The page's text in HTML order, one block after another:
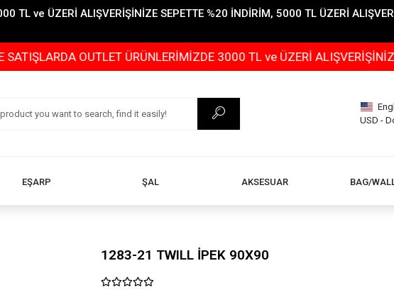
TL ve ÜZERİ ALIŞVERİŞİNİZE SEPETTE %20 İNDİRİM, 5000 TL ÜZERİ
OUTLET ÜRÜNLERİMİZDE 3000 TL ve ÜZERİ ALIŞVERİŞİNİZE
USD -
EŞARP ŞAL AKSESUAR BAG/
1283-21 TWILL İPEK 90X90